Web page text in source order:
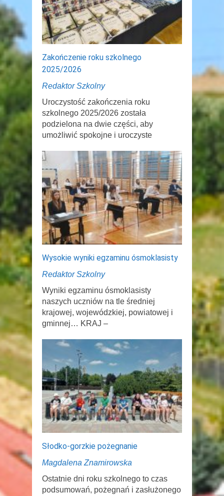
Zakończenie roku szkolnego
2025/2026
Redaktor Szkolny
Uroczystość zakończenia roku
szkolnego 2025/2026 została
podzielona na dwie części, aby
umożliwić spokojne i uroczyste
Wysokie wyniki egzaminu ósmoklasisty
Redaktor Szkolny
Wyniki egzaminu ósmoklasisty
naszych uczniów na tle średniej
krajowej, wojewódzkiej, powiatowej i
gminnej… KRAJ –
Słodko-gorzkie pożegnanie
Magdalena Znamirowska
Ostatnie dni roku szkolnego to czas
podsumowań, pożegnań i zasłużonego